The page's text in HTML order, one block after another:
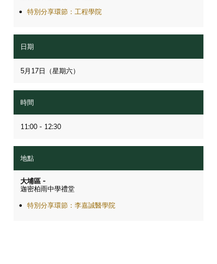
特別分享環節：工程學院
5月17日（星期六）
11:00 - 12:30
大埔區 -
迦密柏雨中學禮堂
特別分享環節：李嘉誠醫學院